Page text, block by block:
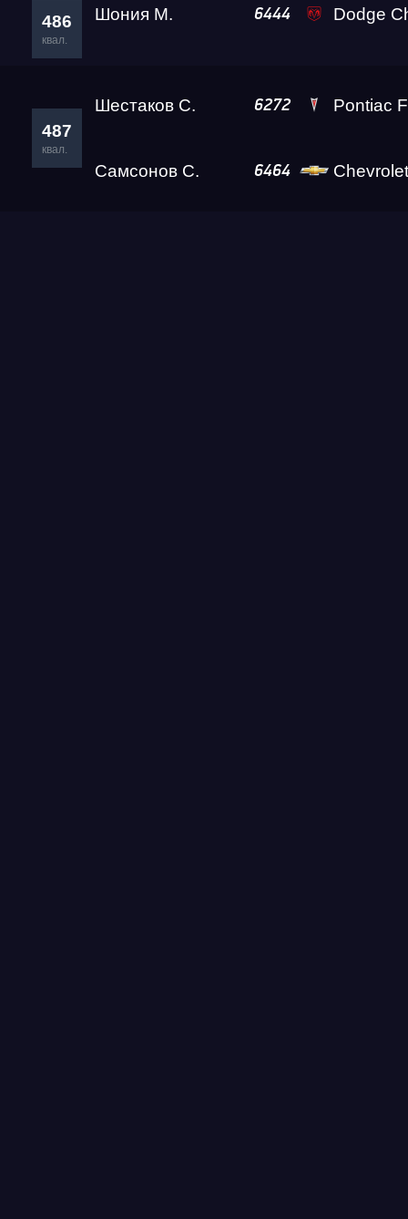
486
квал.
Шония М. 6444 Dodge Challenger SRT
487
квал.
Шестаков С. 6272 Pontiac
Самсонов С. 6464 Chevrolet